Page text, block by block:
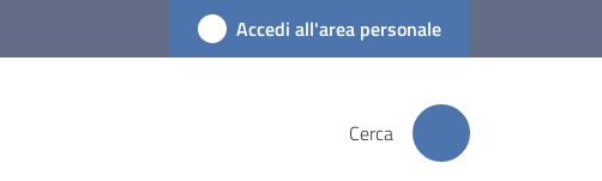
Accedi all'area personale
Cerca